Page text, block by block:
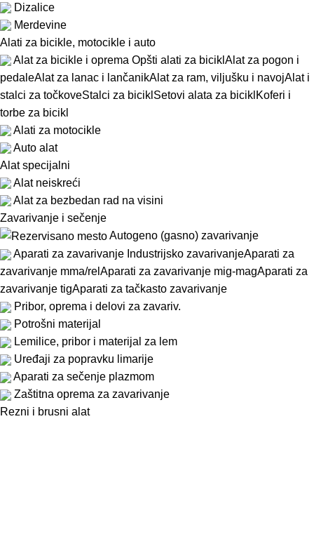
Dizalice
Merdevine
Alati za bicikle, motocikle i auto
Alat za bicikle i oprema Opšti alati za bicikl Alat za pogon i
pedaleAlat za lanac i lančanikAlat za ram, viljušku i navojAlat i
stalci za točkoveStalci za bicikl Setovi alata za bicikl Koferi i
torbe za bicikl
Alati za motocikle
Auto alat
Alat specijalni
Alat neiskreći
Alat za bezbedan rad na visini
Zavarivanje i sečenje
Autogeno (gasno) zavarivanje
Aparati za zavarivanje Industrijsko zavarivanjeAparati za
zavarivanje mma/rel Aparati za zavarivanje mig-magAparati za
zavarivanje tigAparati za tačkasto zavarivanje
Pribor, oprema i delovi za zavariv.
Potrošni materijal
Lemilice, pribor i materijal za lem
Uređaji za popravku limarije
Aparati za sečenje plazmom
Zaštitna oprema za zavarivanje
Rezni i brusni alat